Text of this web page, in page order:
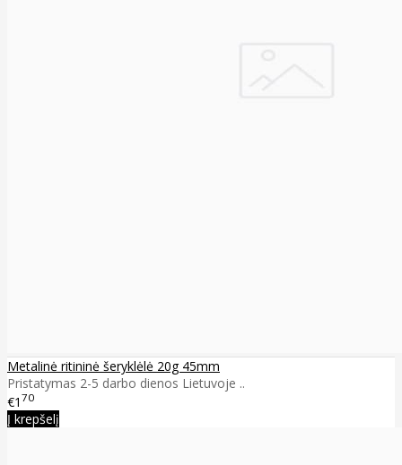
Metalinė ritininė šeryklėlė 20g 45mm
Pristatymas 2-5 darbo dienos Lietuvoje ..
€1 70
Į krepšelį